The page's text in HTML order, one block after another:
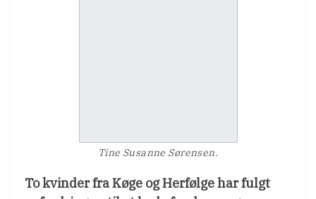
Tine Susanne Sørensen.
To kvinder fra Køge og Herfølge har fulgt